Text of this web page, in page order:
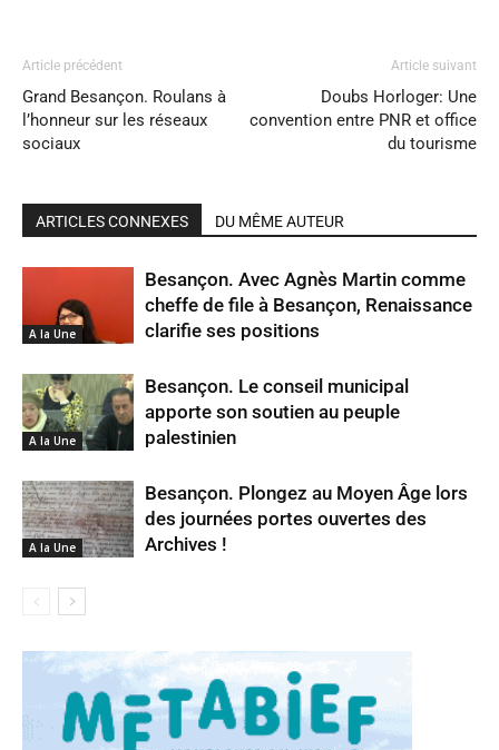
Article précédent
Grand Besançon. Roulans à
l’honneur sur les réseaux
sociaux
Article suivant
Doubs Horloger: Une
convention entre PNR et office
du tourisme
ARTICLES CONNEXES DU MÊME AUTEUR
A la Une
Besançon. Avec Agnès Martin comme
cheffe de file à Besançon, Renaissance
clarifie ses positions
A la Une
Besançon. Le conseil municipal
apporte son soutien au peuple
palestinien
A la Une
Besançon. Plongez au Moyen Âge lors
des journées portes ouvertes des
Archives !